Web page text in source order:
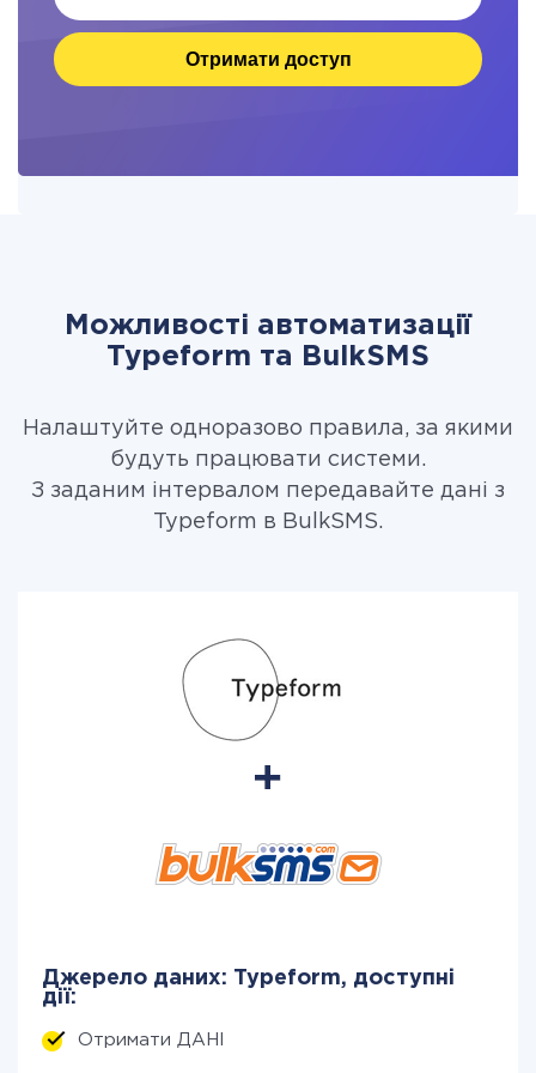
Отримати доступ
Можливості автоматизації
Typeform та BulkSMS
Налаштуйте одноразово правила, за якими
будуть працювати системи.
З заданим інтервалом передавайте дані з
Typeform в BulkSMS.
Джерело даних: Typeform, доступні
дії:
Отримати ДАНІ